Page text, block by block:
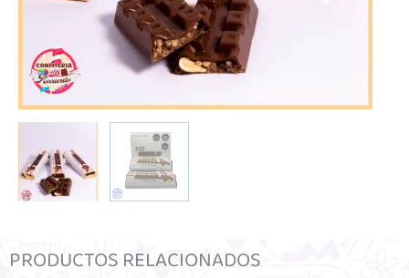
PRODUCTOS RELACIONADOS